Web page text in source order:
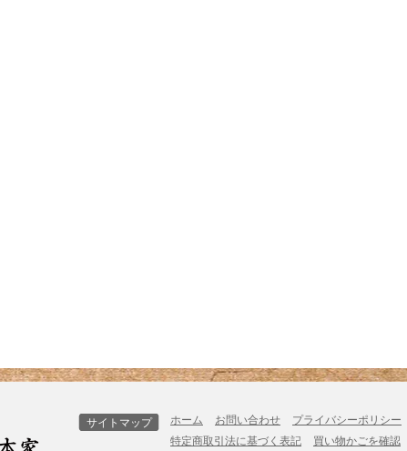
サイトマップ ホーム お問い合わせ
プライバシーポリシー
特定商取引法に基づく表記
買い物かごを確認